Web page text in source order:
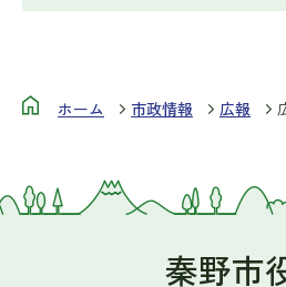
ホーム 市政情報 広報
秦野市